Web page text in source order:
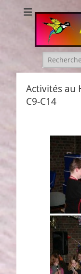
Rechercher :
Activités au
C9-C14